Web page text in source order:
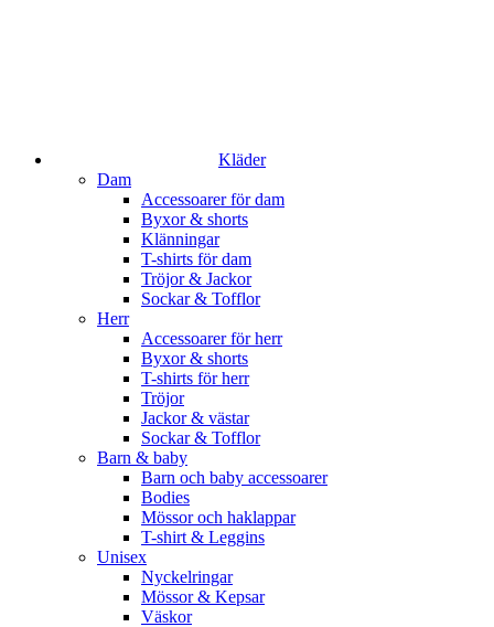
Kläder
Dam
Accessoarer för dam
Byxor & shorts
Klänningar
T-shirts för dam
Tröjor & Jackor
Sockar & Tofflor
Herr
Accessoarer för herr
Byxor & shorts
T-shirts för herr
Tröjor
Jackor & västar
Sockar & Tofflor
Barn & baby
Barn och baby accessoarer
Bodies
Mössor och haklappar
T-shirt & Leggins
Unisex
Nyckelringar
Mössor & Kepsar
Väskor